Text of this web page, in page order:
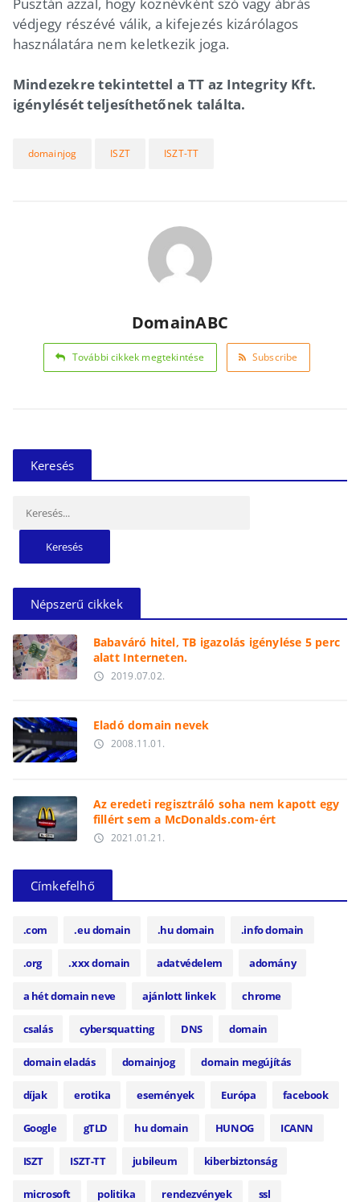
védjegy részévé válik, a kifejezés kizárólagos
használatára nem keletkezik joga.
Mindezekre tekintettel a TT az Integrity Kft.
igénylését teljesíthetőnek találta.
domainjog ISZT ISZT-TT
DomainABC
További cikkek megtekintése Subscribe
Keresés
Népszerű cikkek
Babaváró hitel, TB igazolás igénylése 5 perc
alatt Interneten.
access_time 2019.07.02.
Eladó domain nevek
access_time 2008.11.01.
Az eredeti regisztráló soha nem kapott egy
fillért sem a McDonalds.com-ért
access_time 2021.01.21.
Címkefelhő
.com .eu domain .hu domain .info domain
.org .xxx domain adatvédelem adomány
a hét domain neve ajánlott linkek chrome
csalás cybersquatting DNS domain
domain eladás domainjog domain megújítás
díjak erotika események Európa facebook
Google gTLD hu domain HUNOG ICANN
ISZT ISZT-TT jubileum kiberbiztonság
microsoft politika rendezvények ssl